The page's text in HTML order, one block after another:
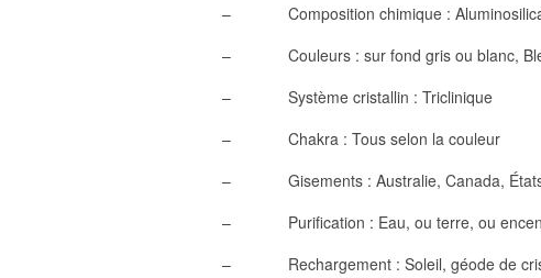
– Composition chimique :
– Couleurs : sur fond gris ou blanc,
– Système cristallin : Triclinique
– Chakra : Tous selon la couleur
– Gisements : Australie, Canada, États-
– Purification : Eau, ou terre, ou
– Rechargement : Soleil, géode de